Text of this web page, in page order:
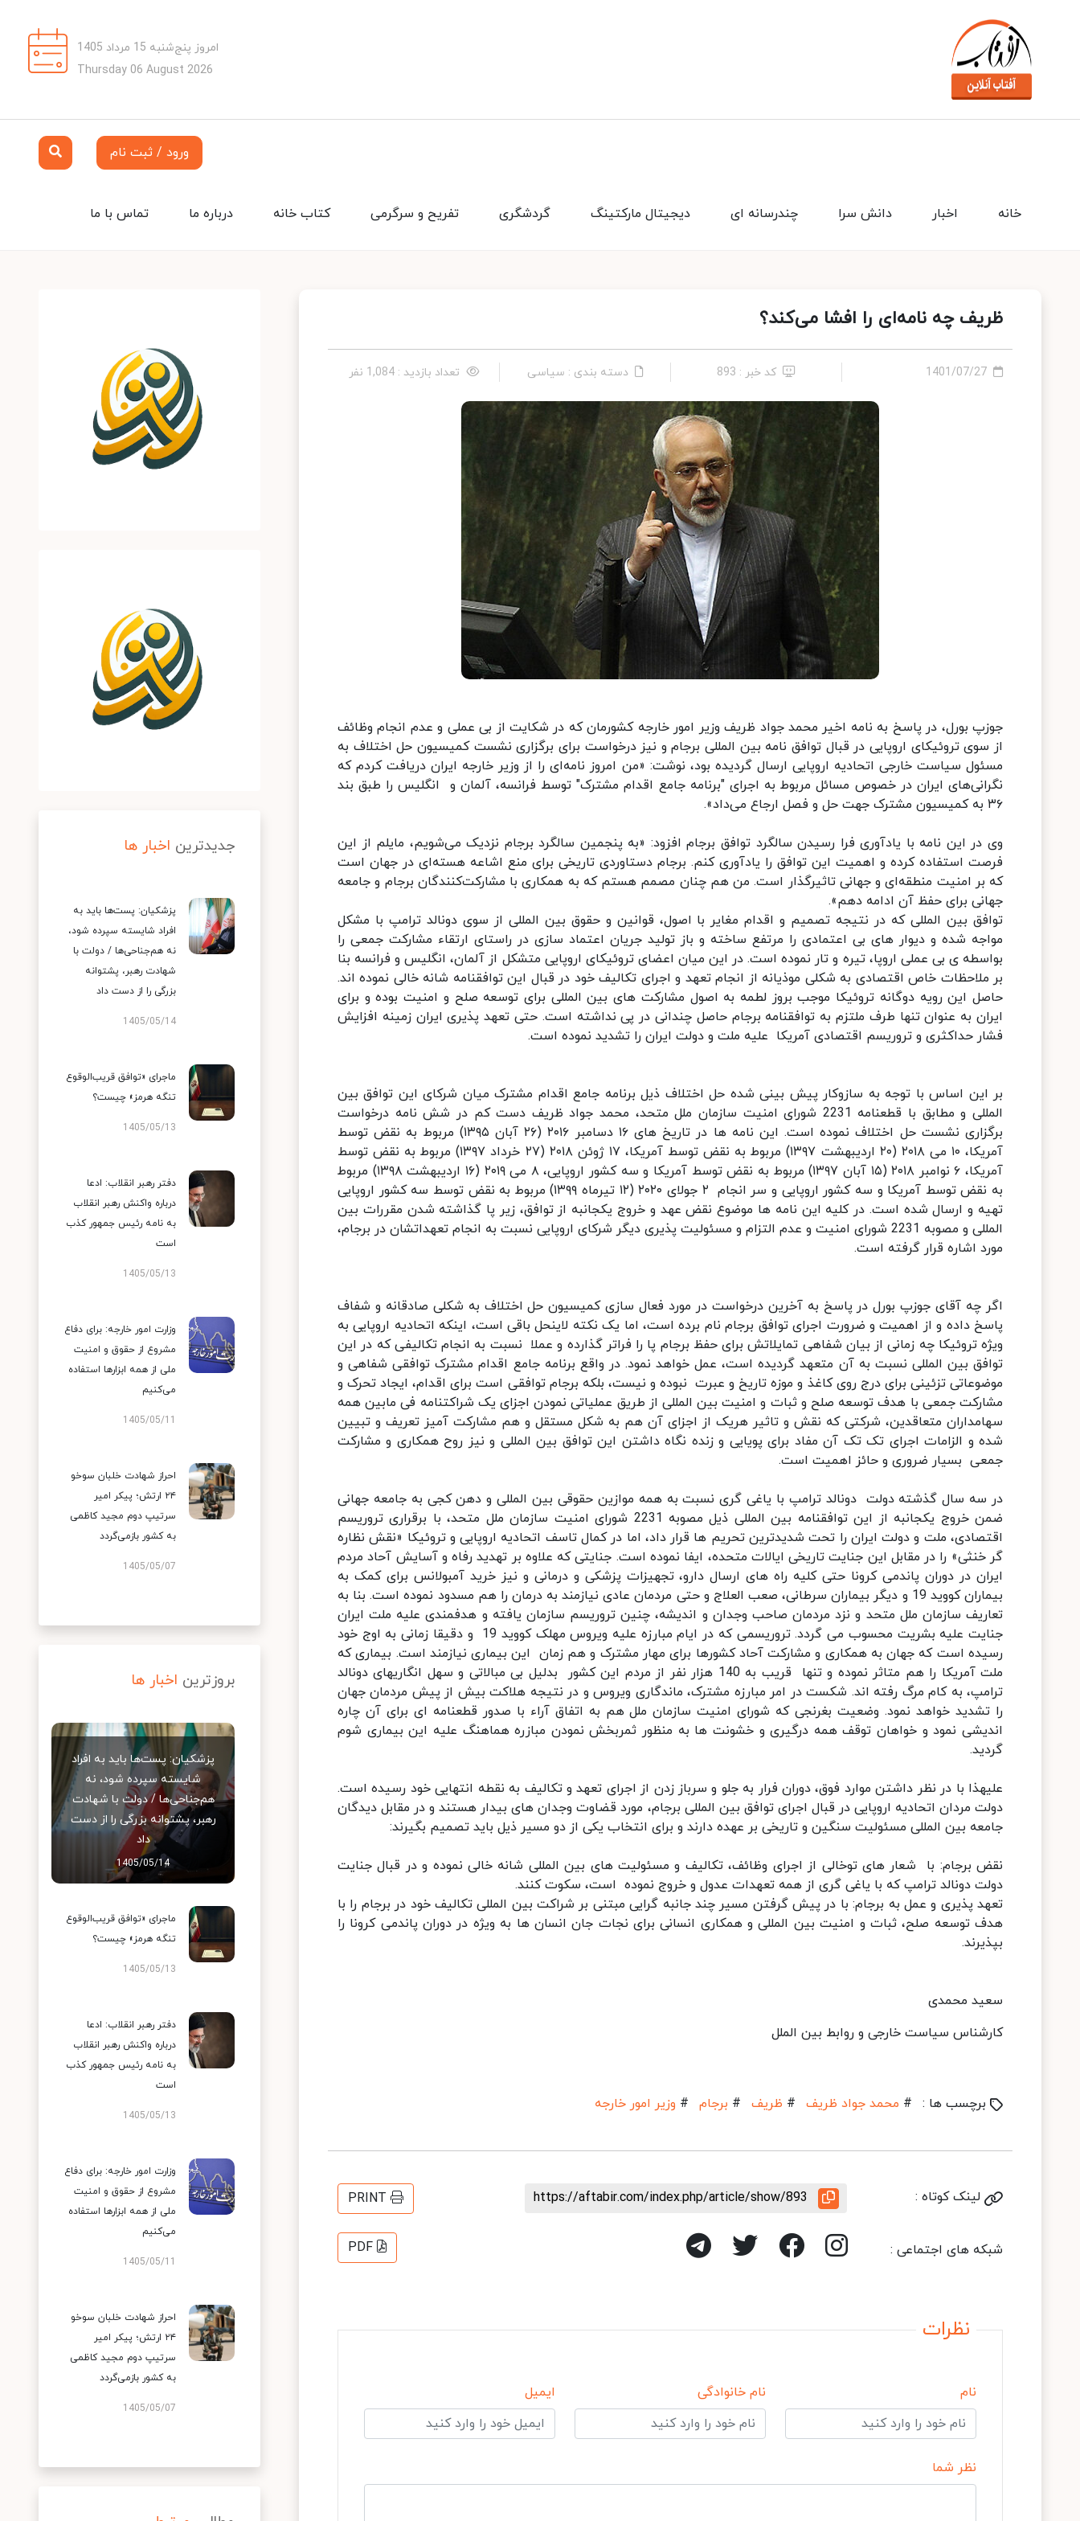
امروز پنج‌شنبه 15 مرداد 1405
Thursday 06 August 2026
ورود / ثبت نام
تماس با ما درباره ما کتاب خانه تفریح و سرگرمی گردشگری دیجیتال مارکتینگ چندرسانه ای دانش سرا اخبار خانه
ظریف چه نامه‌ای را افشا می‌کند؟
1401/07/27 کد خبر : 893 دسته بندی : سیاسی تعداد بازدید : 1,084 نفر
جوزپ بورل، در پاسخ به نامه اخیر محمد جواد ظریف وزیر امور خارجه کشورمان که در شکایت از بی عملی و عدم انجام وظائف
از سوی تروئیکای اروپایی در قبال توافق نامه بین المللی برجام و نیز درخواست برای برگزاری نشست کمیسیون حل اختلاف به
مسئول سیاست خارجی اتحادیه اروپایی ارسال گردیده بود، نوشت: «من امروز نامه‌ای را از وزیر خارجه ایران دریافت کردم که
نگرانی‌های ایران در خصوص مسائل مربوط به اجرای "برنامه جامع اقدام مشترک" توسط فرانسه، آلمان و انگلیس را طبق بند
۳۶ به کمیسیون مشترک جهت حل و فصل ارجاع می‌داد».
وی در این نامه با یادآوری فرا رسیدن سالگرد توافق برجام افزود: «به پنجمین سالگرد برجام نزدیک می‌شویم، مایلم از این
فرصت استفاده کرده و اهمیت این توافق را یادآوری کنم. برجام دستاوردی تاریخی برای منع اشاعه هسته‌ای در جهان است
که بر امنیت منطقه‌ای و جهانی تاثیرگذار است. من هم چنان مصمم هستم که به همکاری با مشارکت‌کنندگان برجام و جامعه
جهانی برای حفظ آن ادامه دهم».
توافق بین المللی که در نتیجه تصمیم و اقدام مغایر با اصول، قوانین و حقوق بین المللی از سوی دونالد ترامپ با مشکل
مواجه شده و دیوار های بی اعتمادی را مرتفع ساخته و باز تولید جریان اعتماد سازی در راستای ارتقاء مشارکت جمعی را
بواسطه ی بی عملی اروپا، تیره و تار نموده است. در این میان اعضای تروئیکای اروپایی متشکل از آلمان، انگلیس و فرانسه بنا
بر ملاحظات خاص اقتصادی به شکلی موذیانه از انجام تعهد و اجرای تکالیف خود در قبال این توافقنامه شانه خالی نموده اند.
حاصل این رویه دوگانه تروئیکا موجب بروز لطمه به اصول مشارکت های بین المللی برای توسعه صلح و امنیت بوده و برای
ایران به عنوان تنها طرف ملتزم به توافقنامه برجام حاصل چندانی در پی نداشته است. حتی تعهد پذیری ایران زمینه افزایش
فشار حداکثری و تروریسم اقتصادی آمریکا علیه ملت و دولت ایران را تشدید نموده است.
بر این اساس با توجه به سازوکار پیش بینی شده حل اختلاف ذیل برنامه جامع اقدام مشترک میان شرکای این توافق بین
المللی و مطابق با قطعنامه 2231 شورای امنیت سازمان ملل متحد، محمد جواد ظریف دست کم در شش نامه درخواست
برگزاری نشست حل اختلاف نموده است. این نامه ها در تاریخ های ۱۶ دسامبر ۲۰۱۶ (۲۶ آبان ۱۳۹۵) مربوط به نقض توسط
آمریکا، ۱۰ می ۲۰۱۸ (۲۰ اردیبهشت ۱۳۹۷) مربوط به نقض توسط آمریکا، ۱۷ ژوئن ۲۰۱۸ (۲۷ خرداد ۱۳۹۷) مربوط به نقض توسط
آمریکا، ۶ نوامبر ۲۰۱۸ (۱۵ آبان ۱۳۹۷) مربوط به نقض توسط آمریکا و سه کشور اروپایی، ۸ می ۲۰۱۹ (۱۶ اردیبهشت ۱۳۹۸) مربوط
به نقض توسط آمریکا و سه کشور اروپایی و سر انجام ۲ جولای ۲۰۲۰ (۱۲ تیرماه ۱۳۹۹) مربوط به نقض توسط سه کشور اروپایی
تهیه و ارسال شده است. در کلیه این نامه ها موضوع نقض عهد و خروج یکجانبه از توافق، زیر پا گذاشته شدن مقررات بین
المللی و مصوبه 2231 شورای امنیت و عدم التزام و مسئولیت پذیری دیگر شرکای اروپایی نسبت به انجام تعهداتشان در برجام،
مورد اشاره قرار گرفته است.
اگر چه آقای جوزپ بورل در پاسخ به آخرین درخواست در مورد فعال سازی کمیسیون حل اختلاف به شکلی صادقانه و شفاف
پاسخ داده و از اهمیت و ضرورت اجرای توافق برجام نام برده است، اما یک نکته لاینحل باقی است، اینکه اتحادیه اروپایی به
ویژه تروئیکا چه زمانی از بیان شفاهی تمایلاتش برای حفظ برجام پا را فراتر گذارده و عملا نسبت به انجام تکالیفی که در این
توافق بین المللی نسبت به آن متعهد گردیده است، عمل خواهد نمود. در واقع برنامه جامع اقدام مشترک توافقی شفاهی و
موضوعاتی تزئینی برای درج روی کاغذ و موزه تاریخ و عبرت نبوده و نیست، بلکه برجام توافقی است برای اقدام، ایجاد تحرک و
مشارکت جمعی با هدف توسعه صلح و ثبات و امنیت بین المللی از طریق عملیاتی نمودن اجزای یک شراکتنامه فی مابین همه
سهامداران متعاقدین، شرکتی که نقش و تاثیر هریک از اجزای آن هم به شکل مستقل و هم مشارکت آمیز تعریف و تبیین
شده و الزامات اجرای تک تک آن مفاد برای پویایی و زنده نگاه داشتن این توافق بین المللی و نیز روح همکاری و مشارکت
جمعی بسیار ضروری و حائز اهمیت است.
در سه سال گذشته دولت دونالد ترامپ با یاغی گری نسبت به همه موازین حقوقی بین المللی و دهن کجی به جامعه جهانی
ضمن خروج یکجانبه از این توافقنامه بین المللی ذیل مصوبه 2231 شورای امنیت سازمان ملل متحد، با برقراری تروریسم
اقتصادی، ملت و دولت ایران را تحت شدیدترین تحریم ها قرار داد، اما در کمال تاسف اتحادیه اروپایی و تروئیکا «نقش نظاره
گر خنثی» را در مقابل این جنایت تاریخی ایالات متحده، ایفا نموده است. جنایتی که علاوه بر تهدید رفاه و آسایش آحاد مردم
ایران در دوران پاندمی کرونا حتی کلیه راه های ارسال دارو، تجهیزات پزشکی و درمانی و نیز خرید آمبولانس برای کمک به
بیماران کووید 19 و دیگر بیماران سرطانی، صعب العلاج و حتی مردمان عادی نیازمند به درمان را هم مسدود نموده است. بنا به
تعاریف سازمان ملل متحد و نزد مردمان صاحب وجدان و اندیشه، چنین تروریسم سازمان یافته و هدفمندی علیه ملت ایران
جنایت علیه بشریت محسوب می گردد. تروریسمی که در ایام مبارزه علیه ویروس مهلک کووید 19 و دقیقا زمانی به اوج خود
رسیده است که جهان به همکاری و مشارکت آحاد کشورها برای مهار مشترک و هم زمان این بیماری نیازمند است. بیماری که
ملت آمریکا را هم متاثر نموده و تنها قریب به 140 هزار نفر از مردم این کشور بدلیل بی مبالاتی و سهل انگاریهای دونالد
ترامپ، به کام مرگ رفته اند. شکست در امر مبارزه مشترک، ماندگاری ویروس و در نتیجه هلاکت بیش از پیش مردمان جهان
را تشدید خواهد نمود. وضعیت بغرنجی که شورای امنیت سازمان ملل هم به اتفاق آراء با صدور قطعنامه ای برای آن چاره
اندیشی نمود و خواهان توقف همه درگیری و خشونت ها به منظور ثمربخش نمودن مبازره هماهنگ علیه این بیماری شوم
گردید.
علیهذا با در نظر داشتن موارد فوق، دوران فرار به جلو و سرباز زدن از اجرای تعهد و تکالیف به نقطه انتهایی خود رسیده است.
دولت مردان اتحادیه اروپایی در قبال اجرای توافق بین المللی برجام، مورد قضاوت وجدان های بیدار هستند و در مقابل دیدگان
جامعه بین المللی مسئولیت سنگین و تاریخی بر عهده دارند و برای انتخاب یکی از دو مسیر ذیل باید تصمیم بگیرند:
نقض برجام: با شعار های توخالی از اجرای وظائف، تکالیف و مسئولیت های بین المللی شانه خالی نموده و در قبال جنایت
دولت دونالد ترامپ که با یاغی گری از همه تعهدات عدول و خروج نموده است، سکوت کنند.
تعهد پذیری و عمل به برجام: با در پیش گرفتن مسیر چند جانبه گرایی مبتنی بر شراکت بین المللی تکالیف خود در برجام را با
هدف توسعه صلح، ثبات و امنیت بین المللی و همکاری انسانی برای نجات جان انسان ها به ویژه در دوران پاندمی کرونا را
بپذیرند.
سعید محمدی
کارشناس سیاست خارجی و روابط بین الملل
برچسب ها : # محمد جواد ظریف # ظریف # برجام # وزیر امور خارجه
لینک کوتاه : https://aftabir.com/index.php/article/show/893
PRINT
شبکه های اجتماعی : PDF
نظرات
نام نام خانوادگی ایمیل
نظر شما
جدیدترین اخبار ها
پزشکیان: پست‌ها باید به
افراد شایسته سپرده شود،
نه هم‌جناحی‌ها / دولت با
شهادت رهبر، پشتوانه
بزرگی را از دست داد
1405/05/14
ماجرای «توافق قریب‌الوقوع
تنگه هرمز» چیست؟
1405/05/13
دفتر رهبر انقلاب: ادعا
درباره واکنش رهبر انقلاب
به نامه رئیس جمهور کذب
است
1405/05/13
وزارت امور خارجه: برای دفاع
مشروع از حقوق و امنیت
ملی از همه ابزارها استفاده
می‌کنیم
1405/05/11
احراز شهادت خلبان سوخو
۲۴ ارتش؛ پیکر امیر
سرتیپ دوم مجید کاظمی
به کشور بازمی‌گردد
1405/05/07
بروزترین اخبار ها
پزشکیان: پست‌ها باید به افراد
شایسته سپرده شود، نه
هم‌جناحی‌ها / دولت با شهادت
رهبر، پشتوانه بزرگی را از دست
داد
1405/05/14
ماجرای «توافق قریب‌الوقوع
تنگه هرمز» چیست؟
1405/05/13
دفتر رهبر انقلاب: ادعا
درباره واکنش رهبر انقلاب
به نامه رئیس جمهور کذب
است
1405/05/13
وزارت امور خارجه: برای دفاع
مشروع از حقوق و امنیت
ملی از همه ابزارها استفاده
می‌کنیم
1405/05/11
احراز شهادت خلبان سوخو
۲۴ ارتش؛ پیکر امیر
سرتیپ دوم مجید کاظمی
به کشور بازمی‌گردد
1405/05/07